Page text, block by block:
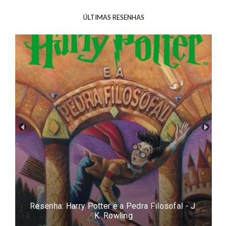
ÚLTIMAS RESENHAS
Resenha: Easy - Tammara Webber